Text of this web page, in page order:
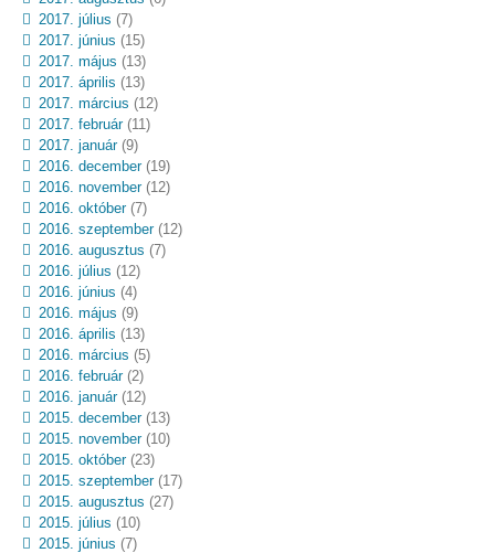
2017. július (7)
2017. június (15)
2017. május (13)
2017. április (13)
2017. március (12)
2017. február(11)
2017. január(9)
2016. december(19)
2016. november(12)
2016. október(7)
2016. szeptember(12)
2016. augusztus (7)
2016. július (12)
2016. június (4)
2016. május (9)
2016. április (13)
2016. március (5)
2016. február(2)
2016. január(12)
2015. december(13)
2015. november(10)
2015. október(23)
2015. szeptember(17)
2015. augusztus (27)
2015. július (10)
2015. június (7)